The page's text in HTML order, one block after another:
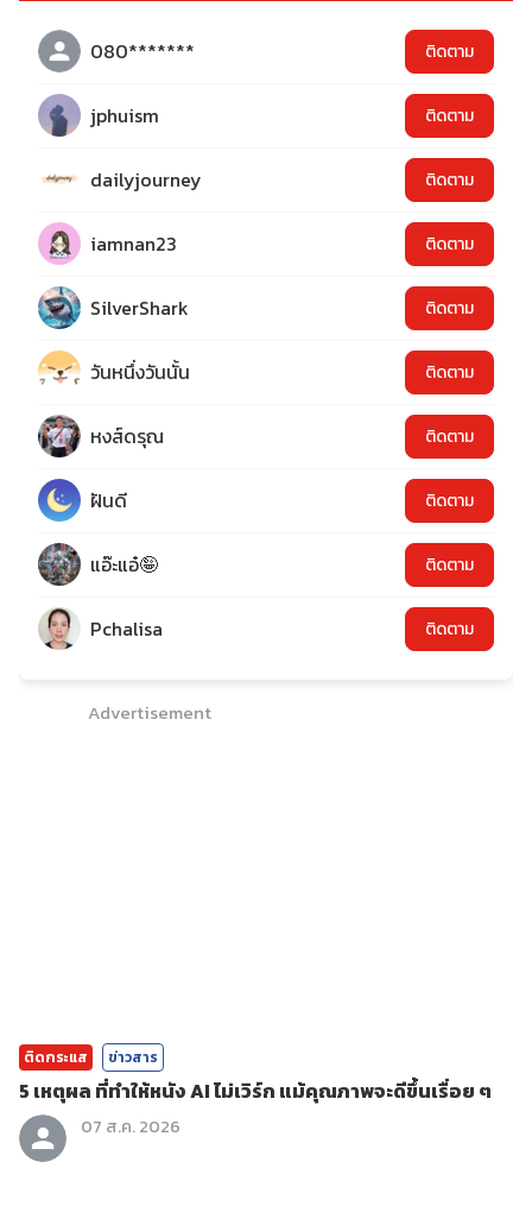
080******* ติดตาม
jphuism ติดตาม
dailyjourney ติดตาม
iamnan23 ติดตาม
SilverShark ติดตาม
วันหนึ่งวันนั้น ติดตาม
หงส์ดรุณ ติดตาม
ฝันดี ติดตาม
แอ๊ะแอ๋🤪 ติดตาม
Pchalisa ติดตาม
Advertisement
ติดกระแส ข่าวสาร
5 เหตุผล ที่ทำให้หนัง AI ไม่เวิร์ก แม้คุณภาพจะดีขึ้นเรื่อย ๆ
07 ส.ค. 2026